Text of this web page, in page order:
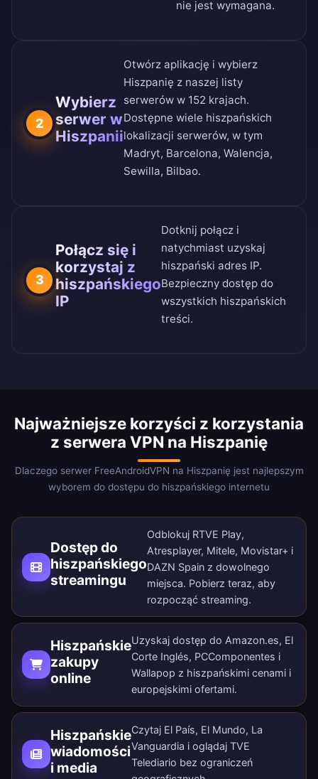
nie jest wymagana.
2
Wybierz
serwer w
Hiszpanii
Otwórz aplikację i wybierz
Hiszpanię z naszej listy
serwerów w 152 krajach.
Dostępne wiele hiszpańskich
lokalizacji serwerów, w tym
Madryt, Barcelona, Walencja,
Sewilla, Bilbao.
3
Połącz się i
korzystaj z
hiszpańskiego
IP
Dotknij połącz i
natychmiast uzyskaj
hiszpański adres IP.
Bezpieczny dostęp do
wszystkich hiszpańskich
treści.
Najważniejsze korzyści z korzystania
z serwera VPN na Hiszpanię
Dlaczego serwer FreeAndroidVPN na Hiszpanię jest najlepszym
wyborem do dostępu do hiszpańskiego internetu
Dostęp do
hiszpańskiego
streamingu
Odblokuj RTVE Play,
Atresplayer, Mitele, Movistar+ i
DAZN Spain z dowolnego
miejsca. Pobierz teraz, aby
rozpocząć streaming.
Hiszpańskie
zakupy
online
Uzyskaj dostęp do Amazon.es, El
Corte Inglés, PCComponentes i
Wallapop z hiszpańskimi cenami i
europejskimi ofertami.
Hiszpańskie
wiadomości
i media
Czytaj El País, El Mundo, La
Vanguardia i oglądaj TVE
Telediario bez ograniczeń